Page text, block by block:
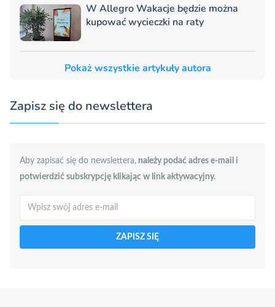
W Allegro Wakacje będzie można
kupować wycieczki na raty
Pokaż wszystkie artykuły autora
Zapisz się do newslettera
Aby zapisać się do newslettera, należy podać adres e-mail i
potwierdzić subskrypcję klikając w link aktywacyjny.
Szukaj
ZAPISZ SIĘ